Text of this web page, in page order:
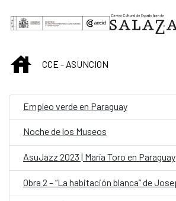
Saltar al contenido principal
INICIOCCE - ASUNCION
Empleo verde en Paraguay
Noche de los Museos
AsuJazz 2023 | María Toro en Paraguay